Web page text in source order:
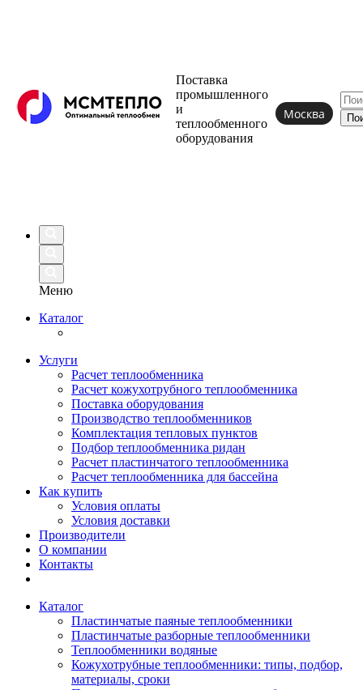
Поставка
промышленного
и
теплообменного
оборудования
Москва
Меню
Каталог
Услуги
Расчет теплообменника
Расчет кожухотрубного теплообменника
Поставка оборудования
Производство теплообменников
Комплектация тепловых пунктов
Подбор теплообменника ридан
Расчет пластинчатого теплообменника
Расчет теплообменника для бассейна
Как купить
Условия оплаты
Условия доставки
Производители
О компании
Контакты
Каталог
Пластинчатые паяные теплообменники
Пластинчатые разборные теплообменники
Теплообменники водяные
Кожухотрубные теплообменники: типы, подбор,
материалы, сроки